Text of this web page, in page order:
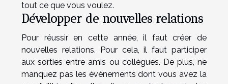
tout ce que vous voulez.
Développer de nouvelles relations
Pour réussir en cette année, il faut créer de
nouvelles relations. Pour cela, il faut participer
aux sorties entre amis ou collègues. De plus, ne
manquez pas les évènements dont vous avez la